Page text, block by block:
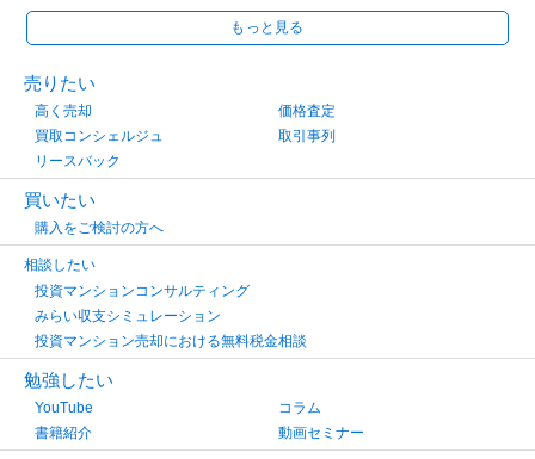
もっと見る
売りたい
高く売却
価格査定
買取コンシェルジュ
取引事列
リースバック
買いたい
購入をご検討の方へ
相談したい
投資マンションコンサルティング
みらい収支シミュレーション
投資マンション売却における無料税金相談
勉強したい
YouTube
コラム
書籍紹介
動画セミナー